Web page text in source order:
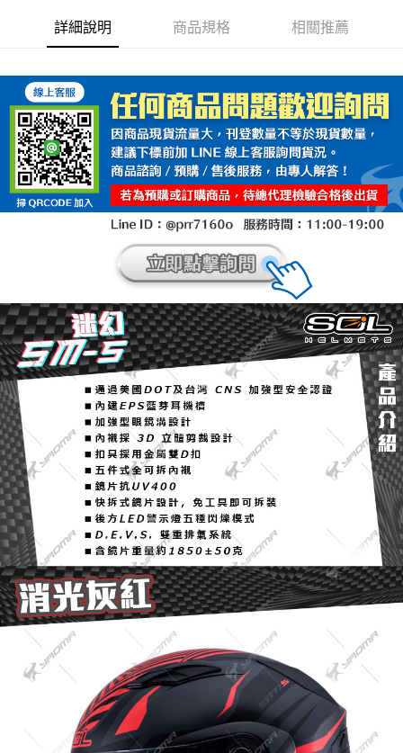
詳細說明 商品規格 相關推薦